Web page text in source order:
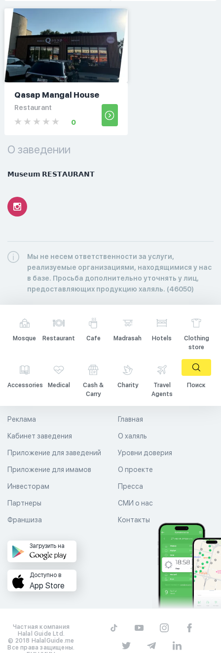
Qasap Mangal House
Restaurant
0
О заведении
𝗠𝘂𝘀𝗲𝘂𝗺 𝗥𝗘𝗦𝗧𝗔𝗨𝗥𝗔𝗡𝗧
Мы не несем ответственности за услуги,
реализуемые организациями, находящимися у нас
в базе. Просьба дополнительно уточнять у лиц,
предоставляющих продукцию халяль. (46050)
Mosque Restaurant Cafe Madrasah Hotels
Clothing
store
Accessories Medical
Cash &
Carry
Charity
Travel
Agents
Поиск
Главная
О халяль
Уровни доверия
Реклама
Кабинет заведения
Приложение для заведений
Приложение для имамов О проекте
Пресса
СМИ о нас
Контакты
Инвесторам
Партнеры
Франшиза
Загрузить на
Доступно в
App Store
Частная компания
Halal Guide Ltd.
© 2018 HalalGuide.me
Все права защищены.